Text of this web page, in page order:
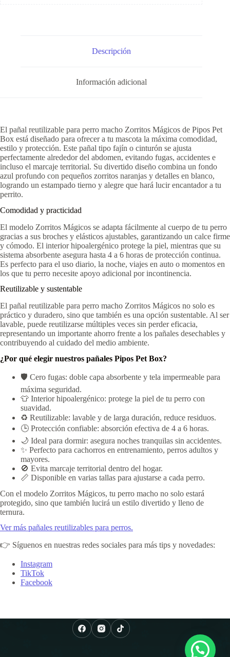
Descripción
Información adicional
El pañal reutilizable para perro macho Zorritos Mágicos de Pipos Pet
Box está diseñado para ofrecer a tu mascota la máxima comodidad,
estilo y protección. Este pañal tipo fajín o cinturón se ajusta
perfectamente alrededor del abdomen, evitando fugas, accidentes e
incluso el marcaje territorial. Su divertido diseño combina un fondo
azul profundo con pequeños zorritos naranjas y detalles en blanco,
logrando un estampado tierno y alegre que hará lucir encantador a tu
perrito.
Comodidad y practicidad
El modelo Zorritos Mágicos se adapta fácilmente al cuerpo de tu perro
gracias a sus broches y elásticos ajustables, garantizando un calce firme
y cómodo. El interior hipoalergénico protege la piel, mientras que su
sistema absorbente asegura hasta 4 a 6 horas de protección continua.
Es perfecto para el uso diario, la noche, viajes en auto o momentos en
los que tu perro necesite apoyo adicional por incontinencia.
Reutilizable y sustentable
El pañal reutilizable para perro macho Zorritos Mágicos no solo es
práctico y duradero, sino que también es una opción sustentable. Al ser
lavable, puede reutilizarse múltiples veces sin perder eficacia,
representando un importante ahorro frente a los pañales desechables y
contribuyendo al cuidado del medio ambiente.
¿Por qué elegir nuestros pañales Pipos Pet Box?
🛡️ Cero fugas: doble capa absorbente y tela impermeable para
máxima seguridad.
👕 Interior hipoalergénico: protege la piel de tu perro con
suavidad.
♻️ Reutilizable: lavable y de larga duración, reduce residuos.
🕒 Protección confiable: absorción efectiva de 4 a 6 horas.
🌙 Ideal para dormir: asegura noches tranquilas sin accidentes.
✨ Perfecto para cachorros en entrenamiento, perros adultos y
mayores.
🚫 Evita marcaje territorial dentro del hogar.
📏 Disponible en varias tallas para ajustarse a cada perro.
Con el modelo Zorritos Mágicos, tu perro macho no solo estará
protegido, sino que también lucirá un estilo divertido y lleno de
ternura.
Ver más pañales reutilizables para perros.
👉 Síguenos en nuestras redes sociales para más tips y novedades:
Instagram
TikTok
Facebook